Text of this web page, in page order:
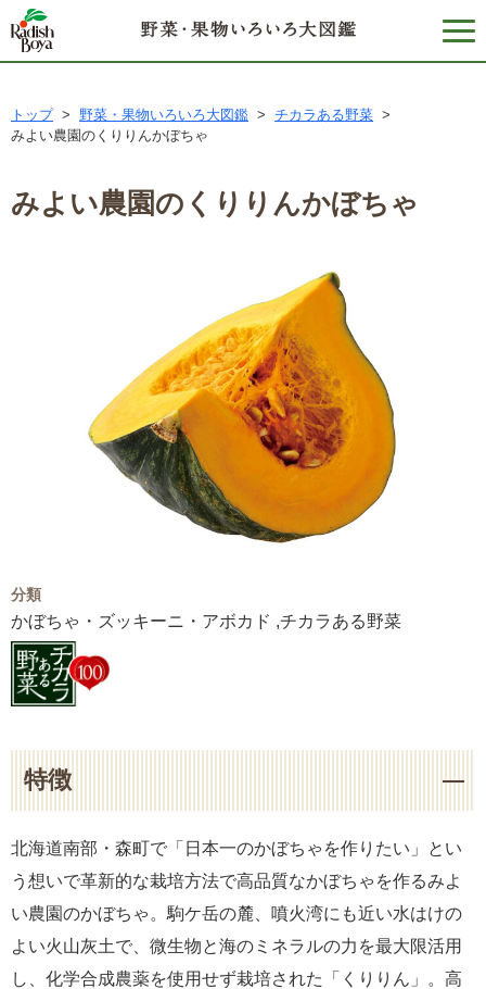
トップ > 野菜・果物いろいろ大図鑑 > チカラある野菜 >
みよい農園のくりりんかぼちゃ
みよい農園のくりりんかぼちゃ
分類
かぼちゃ・ズッキーニ・アボカド ,チカラある野菜
特徴
北海道南部・森町で「日本一のかぼちゃを作りたい」とい
う想いで革新的な栽培方法で高品質なかぼちゃを作るみよ
い農園のかぼちゃ。駒ケ岳の麓、噴火湾にも近い水はけの
よい火山灰土で、微生物と海のミネラルの力を最大限活用
し、化学合成農薬を使用せず栽培された「くりりん」。高